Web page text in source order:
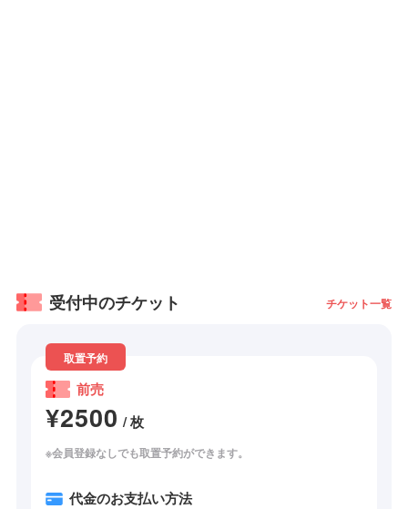
受付中のチケット チケット一覧
取置予約
前売
¥2500 / 枚
※会員登録なしでも取置予約ができます。
代金のお支払い方法